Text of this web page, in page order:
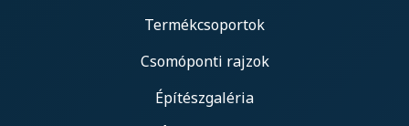
Termékcsoportok
Csomóponti rajzok
Építészgaléria